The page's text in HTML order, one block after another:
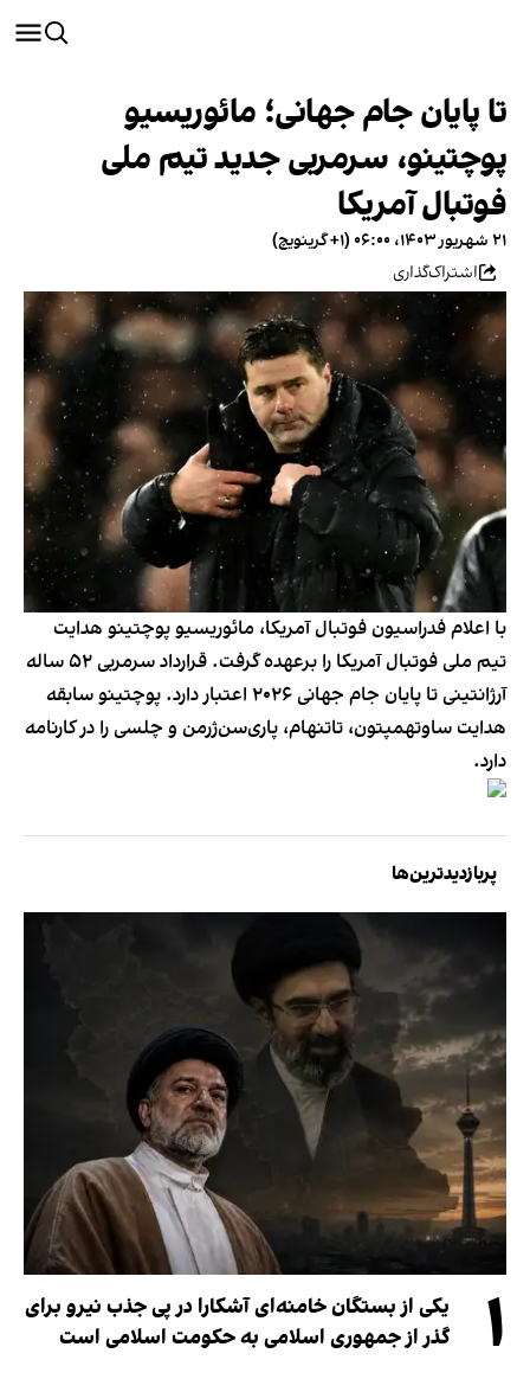
تا پایان جام جهانی؛ مائوریسیو
پوچتینو، سرمربی جدید تیم ملی
فوتبال آمریکا
۲۱ شهریور ۱۴۰۳، ۰۶:۰۰ (‎+۱ گرینویچ)
اشتراک‌گذاری
با اعلام فدراسیون فوتبال آمریکا، مائوریسیو پوچتینو هدایت
تیم ملی فوتبال آمریکا را برعهده گرفت. قرارداد سرمربی ۵۲ ساله
آرژانتینی تا پایان جام جهانی ۲۰۲۶ اعتبار دارد. پوچتینو سابقه
هدایت ساوتهمپتون، تاتنهام، پاری‌سن‌ژرمن و چلسی را در کارنامه
دارد.
پربازدیدترین‌ها
۱
یکی از بستگان خامنه‌ای آشکارا در پی جذب نیرو برای
گذر از جمهوری اسلامی به حکومت اسلامی است